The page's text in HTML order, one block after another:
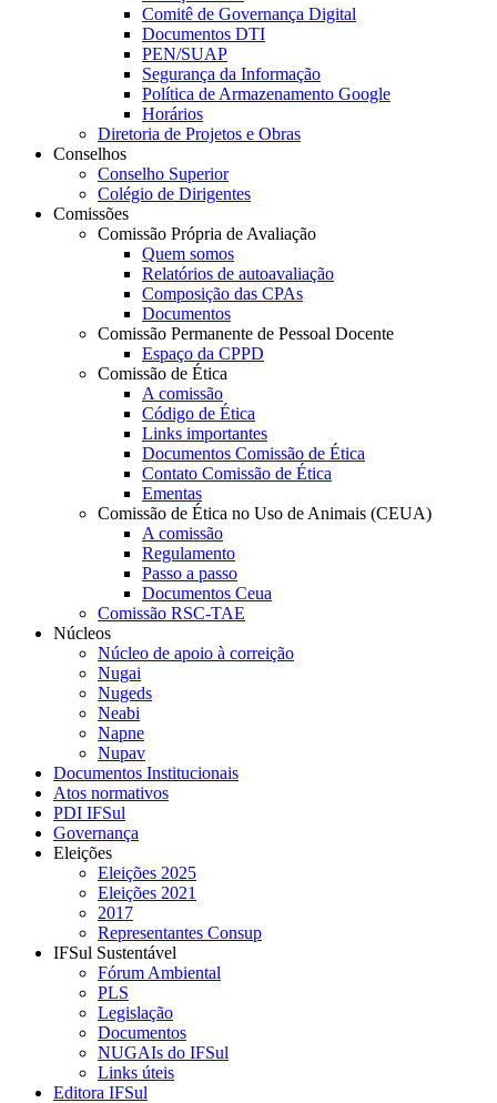
Comitê de Governança Digital
Documentos DTI
PEN/SUAP
Segurança da Informação
Política de Armazenamento Google
Horários
Diretoria de Projetos e Obras
Conselhos
Conselho Superior
Colégio de Dirigentes
Comissões
Comissão Própria de Avaliação
Quem somos
Relatórios de autoavaliação
Composição das CPAs
Documentos
Comissão Permanente de Pessoal Docente
Espaço da CPPD
Comissão de Ética
A comissão
Código de Ética
Links importantes
Documentos Comissão de Ética
Contato Comissão de Ética
Ementas
Comissão de Ética no Uso de Animais (CEUA)
A comissão
Regulamento
Passo a passo
Documentos Ceua
Comissão RSC-TAE
Núcleos
Núcleo de apoio à correição
Nugai
Nugeds
Neabi
Napne
Nupav
Documentos Institucionais
Atos normativos
PDI IFSul
Governança
Eleições
Eleições 2025
Eleições 2021
2017
Representantes Consup
IFSul Sustentável
Fórum Ambiental
PLS
Legislação
Documentos
NUGAIs do IFSul
Links úteis
Editora IFSul